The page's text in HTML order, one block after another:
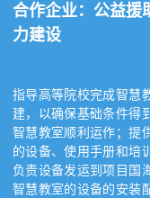
合作企业：公益援
力建设
指导高等院校完成智慧
建，以确保基础条件得
智慧教室顺利运作；提
的设备、使用手册和培
负责设备发运到项目国
智慧教室的设备的安装